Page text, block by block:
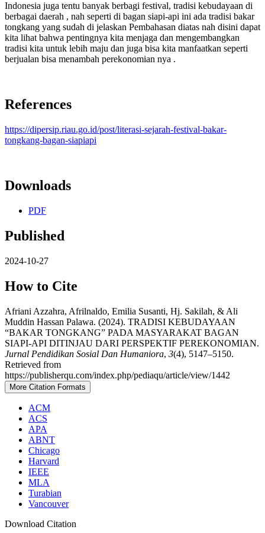
Indonesia juga tentu banyak berbagi festival, tradisi kebudayaan di
berbagai daerah , nah seperti di bagan siapi-api ini ada tradisi bakar
tongkang yang sudah di jelaskan Pembahasan diatas nah disini dapat
kita lihat bahwa pentingnya kita menjaga dan mengembangkan
tradisi kita untuk lebih maju dan juga bisa kita manfaatkan seperti
berjualan bisa menambah perekonomian nya .
References
https://dipersip.riau.go.id/post/literasi-sejarah-festival-bakar-
tongkang-bagan-siapiapi
Downloads
PDF
Published
2024-10-27
How to Cite
Afriani Azzahra, Afrilnaldo, Emilia Susanti, Hj. Sakilah, & Ali
Muddin Hassan Palawa. (2024). TRADISI KEBUDAYAAN
“BAKAR TONGKANG” PADA MASYARAKAT BAGAN
SIAPI-API DITINJAU DARI PERSPEKTIF PEREKONOMIAN.
Jurnal Pendidikan Sosial Dan Humaniora, 3(4), 5147–5150.
Retrieved from
https://publisherqu.com/index.php/pediaqu/article/view/1442
More Citation Formats
ACM
ACS
APA
ABNT
Chicago
Harvard
IEEE
MLA
Turabian
Vancouver
Download Citation